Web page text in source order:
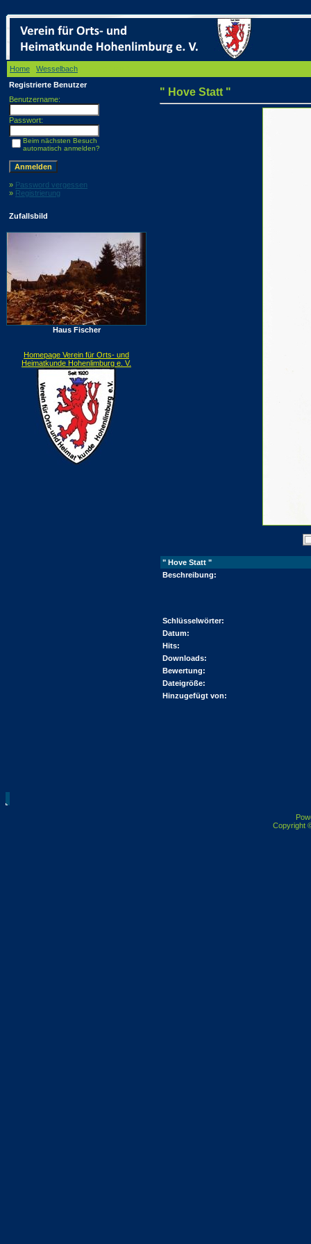
Home Wesselbach
Registrierte Benutzer
Benutzername:
Passwort:
Beim nächsten Besuch
automatisch anmelden?
» Password vergessen
» Registrierung
Zufallsbild
Haus Fischer
Homepage Verein für Orts- und
Heimatkunde Hohenlimburg e. V.
" Hove Statt "
" Hove Statt "
Beschreibung:
Schlüsselwörter:
Datum:
Hits:
Downloads:
Bewertung:
Dateigröße:
Hinzugefügt von:
Copyright